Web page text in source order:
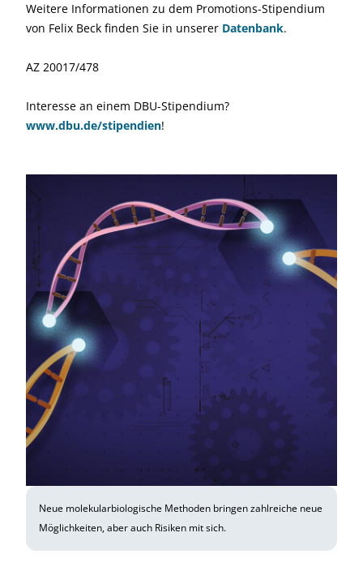
Weitere Informationen zu dem Promotions-Stipendium
von Felix Beck finden Sie in unserer Datenbank.
AZ 20017/478
Interesse an einem DBU-Stipendium?
www.dbu.de/stipendien!
Neue molekularbiologische Methoden bringen zahlreiche neue
Möglichkeiten, aber auch Risiken mit sich.